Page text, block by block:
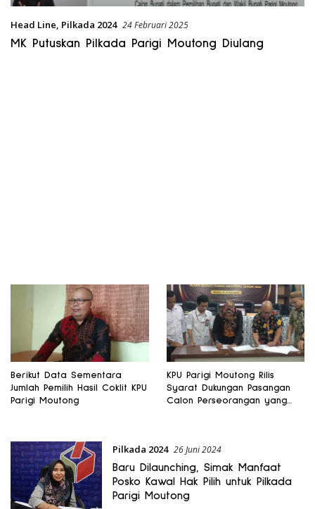
Head Line, Pilkada 2024 24 Februari 2025
MK Putuskan Pilkada Parigi Moutong Diulang
Berikut Data Sementara
Jumlah Pemilih Hasil Coklit KPU
Parigi Moutong
KPU Parigi Moutong Rilis
Syarat Dukungan Pasangan
Calon Perseorangan yang
Pilkada 2024 26 Juni 2024
Baru Dilaunching, Simak Manfaat
Posko Kawal Hak Pilih untuk Pilkada
Parigi Moutong